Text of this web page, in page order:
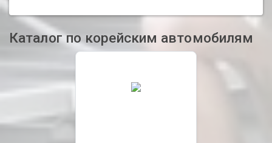
Каталог по корейским автомобилям